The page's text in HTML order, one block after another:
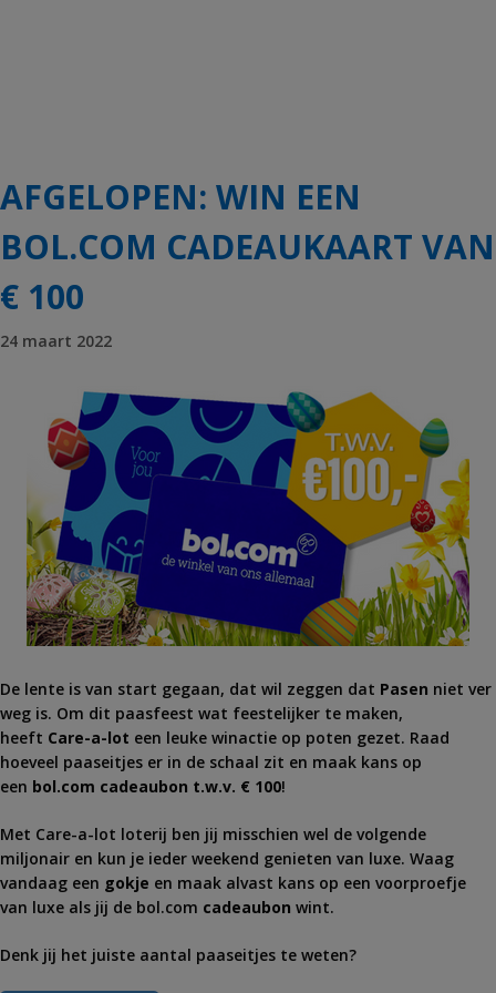
AFGELOPEN: WIN EEN
BOL.COM CADEAUKAART VAN
€ 100
24 maart 2022
De lente is van start gegaan, dat wil zeggen dat Pasen niet ver
weg is. Om dit paasfeest wat feestelijker te maken,
heeft Care-a-lot een leuke winactie op poten gezet. Raad
hoeveel paaseitjes er in de schaal zit en maak kans op
een bol.com cadeaubon t.w.v. € 100!
Met Care-a-lot loterij ben jij misschien wel de volgende
miljonair en kun je ieder weekend genieten van luxe. Waag
vandaag een gokje en maak alvast kans op een voorproefje
van luxe als jij de bol.com cadeaubon wint.
Denk jij het juiste aantal paaseitjes te weten?